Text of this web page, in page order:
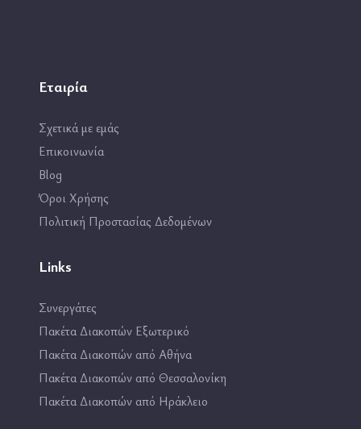
Εταιρία
Σχετικά με εμάς
Επικοινωνία
Blog
Όροι Χρήσης
Πολιτική Προστασίας Δεδομένων
Links
Συνεργάτες
Πακέτα Διακοπών Εξωτερικό
Πακέτα Διακοπών από Αθήνα
Πακέτα Διακοπών από Θεσσαλονίκη
Πακέτα Διακοπών από Ηράκλειο